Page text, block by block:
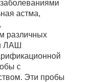
астма,
различных
ЛАШ
с
Эти пробы